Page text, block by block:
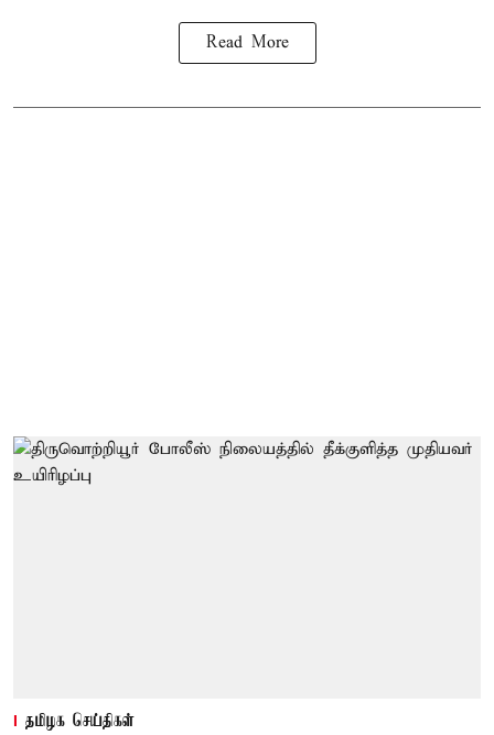
Read More
தமிழக செய்திகள்